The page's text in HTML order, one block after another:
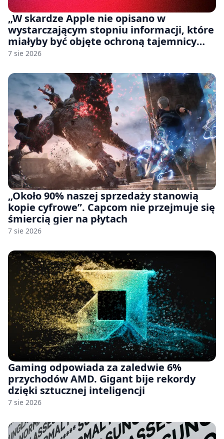
„W skardze Apple nie opisano w
wystarczającym stopniu informacji, które
miałyby być objęte ochroną tajemnicy
handlowej”. OpenAI żąda odrzucenia
7 sie 2026
„Około 90% naszej sprzedaży stanowią
kopie cyfrowe”. Capcom nie przejmuje się
śmiercią gier na płytach
7 sie 2026
Gaming odpowiada za zaledwie 6%
przychodów AMD. Gigant bije rekordy
dzięki sztucznej inteligencji
7 sie 2026